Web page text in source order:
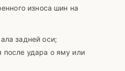
износа шин на
задней оси;
после удара о яму или